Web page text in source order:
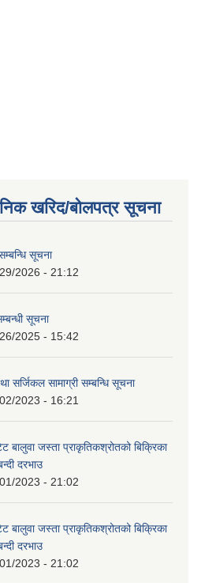
खरिद/बोलपत्र सूचना
सूचना
2026 - 21:12
सूचना
2025 - 15:42
सर्जिकल सामाग्री सम्बन्धि सूचना
2023 - 16:21
बालुवा जस्ता प्राकृतिकश्रोतको बिक्रिका
दरभाउ
2023 - 21:02
बालुवा जस्ता प्राकृतिकश्रोतको बिक्रिका
दरभाउ
2023 - 21:02